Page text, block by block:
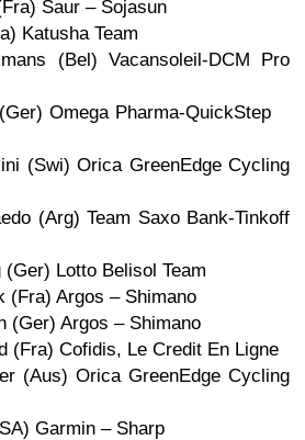
Saur – Sojasun
Katusha Team
(Bel) Vacansoleil-DCM Pro
Omega Pharma-QuickStep
(Swi) Orica GreenEdge Cycling
(Arg) Team Saxo Bank-Tinkoff
Lotto Belisol Team
Argos – Shimano
Argos – Shimano
Cofidis, Le Credit En Ligne
Orica GreenEdge Cycling
Garmin – Sharp